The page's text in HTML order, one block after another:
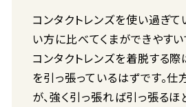
コンタクトレンズを使い過ぎて
い方に比べてくまができやすい
コンタクトレンズを着脱する
を引っ張っているはずです。仕
が、強く引っ張れば引っ張る